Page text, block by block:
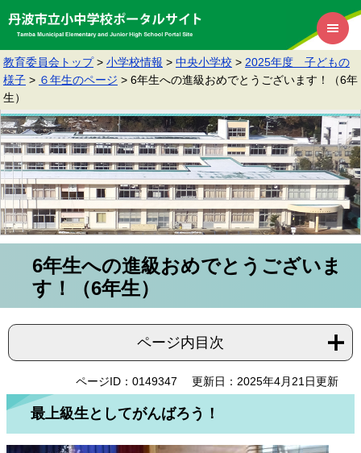
教育委員会トップ > 小学校情報 > 中央小学校 > 2025年度 子どもの
様子 > ６年生のページ > 6年生への進級おめでとうございます！（6年
生）
6年生への進級おめでとうございま
す！（6年生）
ページ内目次
ページID：0149347 更新日：2025年4月21日更新
最上級生としてがんばろう！